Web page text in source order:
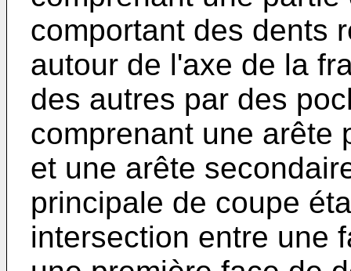
comportant des dents
autour de l'axe de la
des autres par des
comprenant une arête
et une arête
principale de coupe
intersection entre une